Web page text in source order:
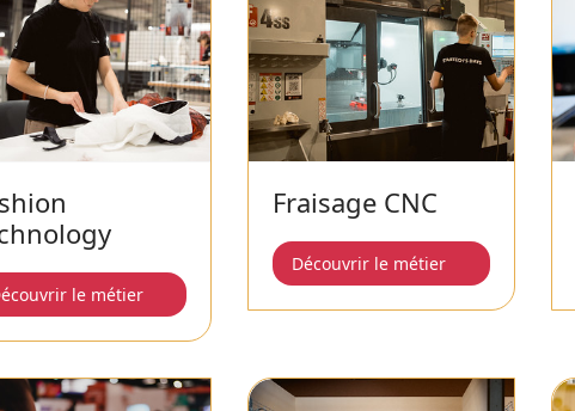
le métier
Fraisage CNC
Découvrir le métier